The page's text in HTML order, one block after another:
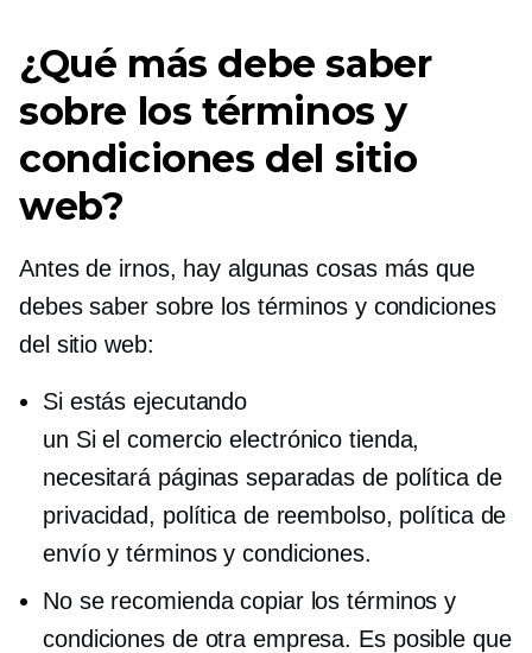
¿Qué más debe saber
sobre los términos y
condiciones del sitio
web?
Antes de irnos, hay algunas cosas más que
debes saber sobre los términos y condiciones
del sitio web:
Si estás ejecutando
un Si el comercio electrónico tienda,
necesitará páginas separadas de política de
privacidad, política de reembolso, política de
envío y términos y condiciones.
No se recomienda copiar los términos y
condiciones de otra empresa. Es posible que